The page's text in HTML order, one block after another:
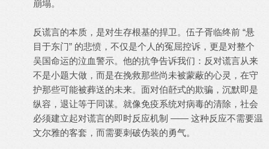
崩塌。
反谎言的本质，是对生存根基的捍卫。伍子胥临终前 “悬
目于东门” 的悲愤，不仅是个人的冤屈控诉，更是对整个
吴国命运的泣血警示。他的抗争告诉我们：反对谎言从来
不是小题大做，而是在挽救那些尚未被蒙蔽的心灵，在守
护那些可能被葬送的未来。面对伯噽式的欺骗，沉默即是
纵容，退让等于同谋。就像免疫系统对病毒的清除，社会
必须建立起对谎言的即时反应机制 —— 这种反应不需要温
文尔雅的客套，而需要刺破伪装的勇气。